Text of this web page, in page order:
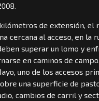
de extensión, el
cercana al acceso, en la
superar un lomo y
en caminos de
uno de los accesos
una superficie de
cambios de carril y